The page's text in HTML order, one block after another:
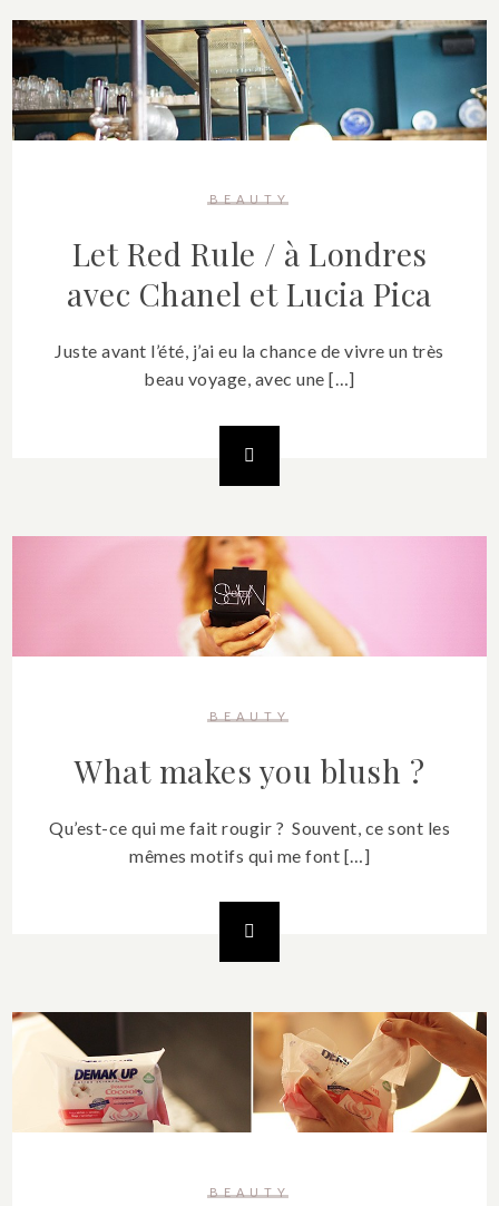
BEAUTY
Let Red Rule / à Londres
avec Chanel et Lucia Pica
Juste avant l’été, j’ai eu la chance de vivre un très
beau voyage, avec une […]
BEAUTY
What makes you blush ?
Qu’est-ce qui me fait rougir ? Souvent, ce sont les
mêmes motifs qui me font […]
BEAUTY